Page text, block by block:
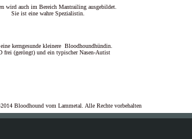
wird auch im Bereich Mantrailing ausgebildet.
Sie ist eine wahre Spezialistin.
kerngesunde kleinere Bloodhoundhündin.
frei (geröngt) und ein typischer Nasen-Autist
Bloodhound vom Lammetal. Alle Rechte vorbehalten